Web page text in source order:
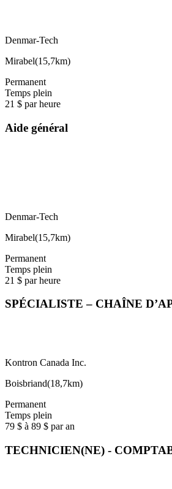
Denmar-Tech
Mirabel(15,7km)
Permanent
Temps plein
21 $ par heure
Aide général
Denmar-Tech
Mirabel(15,7km)
Permanent
Temps plein
21 $ par heure
SPÉCIALISTE – CHAÎNE
Kontron Canada Inc.
Boisbriand(18,7km)
Permanent
Temps plein
79 $ à 89 $ par an
TECHNICIEN(NE) -